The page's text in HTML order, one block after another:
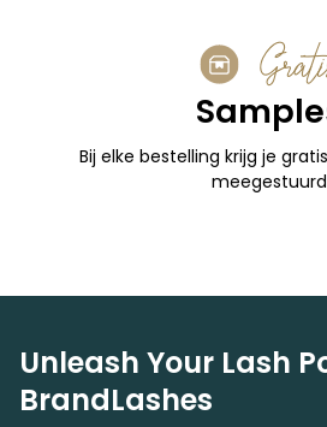
Bij elke bestelling krijg je
meegestuurd
Unleash Your Lash
BrandLashes